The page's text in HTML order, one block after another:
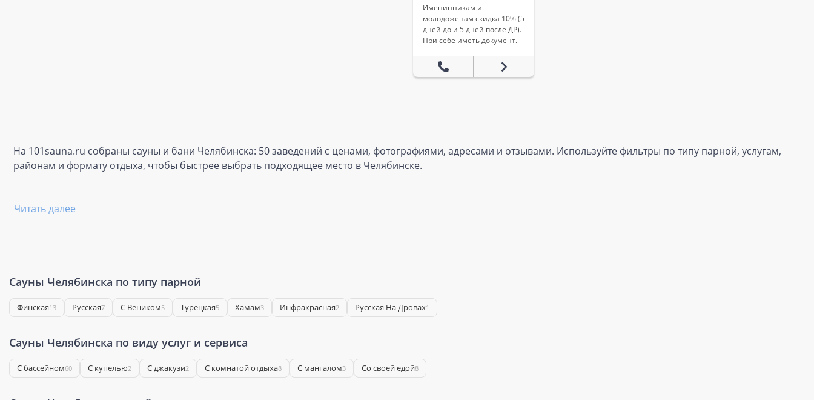
Именинникам и
молодоженам скидка 10% (5
дней до и 5 дней после ДР).
При себе иметь документ.
На 101sauna.ru собраны сауны и бани Челябинска: 50 заведений с ценами, фотографиями, адресами и отзывами. Используйте фильтры по типу парной, услугам,
районам и формату отдыха, чтобы быстрее выбрать подходящее место в Челябинске.
Читать далее
Сауны Челябинска по типу парной
Финская13 Русская7 С Веником5 Турецкая5 Хамам3 Инфракрасная2 Русская На Дровах1
Сауны Челябинска по виду услуг и сервиса
С бассейном60 С купелью2 С джакузи2 С комнатой отдыха8 С мангалом3 Со своей едой8